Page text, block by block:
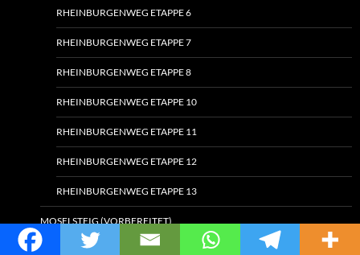
RHEINBURGENWEG ETAPPE 6
RHEINBURGENWEG ETAPPE 7
RHEINBURGENWEG ETAPPE 8
RHEINBURGENWEG ETAPPE 10
RHEINBURGENWEG ETAPPE 11
RHEINBURGENWEG ETAPPE 12
RHEINBURGENWEG ETAPPE 13
MOSELSTEIG (VORBEREITET)
SCHWARZWALD
German